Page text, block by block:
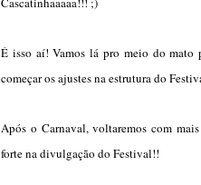
É isso aí! Vamos lá pro meio do mato
começar os ajustes na estrutura do
Após o Carnaval, voltaremos com
forte na divulgação do Festival!!